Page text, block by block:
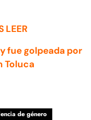
LEER
fue golpeada por
Toluca
de género